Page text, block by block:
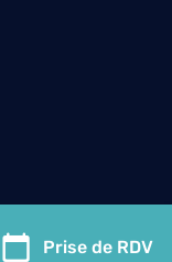
Prise de RDV